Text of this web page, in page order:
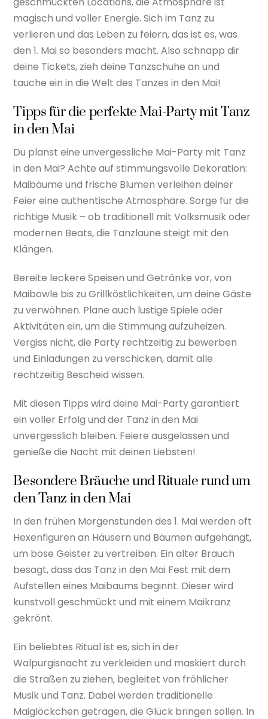
magisch und voller Energie. Sich im Tanz zu
verlieren und das Leben zu feiern, das ist es, was
den 1. Mai so besonders macht. Also schnapp dir
deine Tickets, zieh deine Tanzschuhe an und
tauche ein in die Welt des Tanzes in den Mai!
Tipps für die perfekte Mai-Party mit Tanz
in den Mai
Du planst eine unvergessliche Mai-Party mit Tanz
in den Mai? Achte auf stimmungsvolle Dekoration:
Maibäume und frische Blumen verleihen deiner
Feier eine authentische Atmosphäre. Sorge für die
richtige Musik – ob traditionell mit Volksmusik oder
modernen Beats, die Tanzlaune steigt mit den
Klängen.
Bereite leckere Speisen und Getränke vor, von
Maibowle bis zu Grillköstlichkeiten, um deine Gäste
zu verwöhnen. Plane auch lustige Spiele oder
Aktivitäten ein, um die Stimmung aufzuheizen.
Vergiss nicht, die Party rechtzeitig zu bewerben
und Einladungen zu verschicken, damit alle
rechtzeitig Bescheid wissen.
Mit diesen Tipps wird deine Mai-Party garantiert
ein voller Erfolg und der Tanz in den Mai
unvergesslich bleiben. Feiere ausgelassen und
genieße die Nacht mit deinen Liebsten!
Besondere Bräuche und Rituale rund um
den Tanz in den Mai
In den frühen Morgenstunden des 1. Mai werden oft
Hexenfiguren an Häusern und Bäumen aufgehängt,
um böse Geister zu vertreiben. Ein alter Brauch
besagt, dass das Tanz in den Mai Fest mit dem
Aufstellen eines Maibaums beginnt. Dieser wird
kunstvoll geschmückt und mit einem Maikranz
gekrönt.
Ein beliebtes Ritual ist es, sich in der
Walpurgisnacht zu verkleiden und maskiert durch
die Straßen zu ziehen, begleitet von fröhlicher
Musik und Tanz. Dabei werden traditionelle
Maiglöckchen getragen, die Glück bringen sollen. In